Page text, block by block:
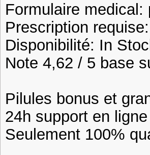
Formulaire medical:
Prescription
Disponibilité: In
Note 4,62 / 5 base
Pilules bonus et
24h support en ligne
Seulement 100%